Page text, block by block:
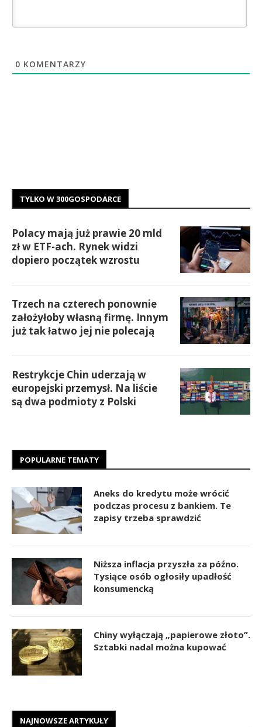
0 KOMENTARZY
TYLKO W 300GOSPODARCE
Polacy mają już prawie 20 mld
zł w ETF-ach. Rynek widzi
dopiero początek wzrostu
Trzech na czterech ponownie
założyłoby własną firmę. Innym
już tak łatwo jej nie polecają
Restrykcje Chin uderzają w
europejski przemysł. Na liście
są dwa podmioty z Polski
POPULARNE TEMATY
Aneks do kredytu może wrócić
podczas procesu z bankiem. Te
zapisy trzeba sprawdzić
Niższa inflacja przyszła za późno.
Tysiące osób ogłosiły upadłość
konsumencką
Chiny wyłączają „papierowe złoto”.
Sztabki nadal można kupować
NAJNOWSZE ARTYKUŁY